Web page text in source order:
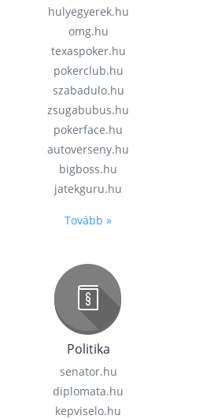
hulyegyerek.hu
omg.hu
texaspoker.hu
pokerclub.hu
szabadulo.hu
zsugabubus.hu
pokerface.hu
autoverseny.hu
bigboss.hu
jatekguru.hu
Tovább »
Politika
senator.hu
diplomata.hu
kepviselo.hu